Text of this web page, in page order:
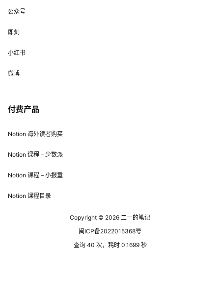
公众号
即刻
小红书
微博
付费产品
Notion 海外读者购买
Notion 课程 – 少数派
Notion 课程 – 小报童
Notion 课程目录
Copyright © 2026 二一的笔记
闽ICP备2022015368号
查询 40 次，耗时 0.1699 秒